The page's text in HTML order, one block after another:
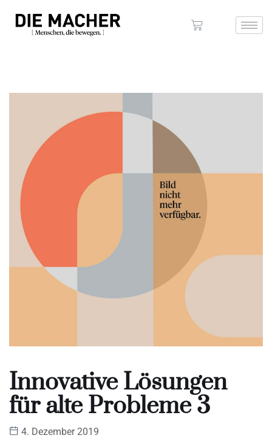
Innovative Lösungen
für alte Probleme 3
4. Dezember 2019